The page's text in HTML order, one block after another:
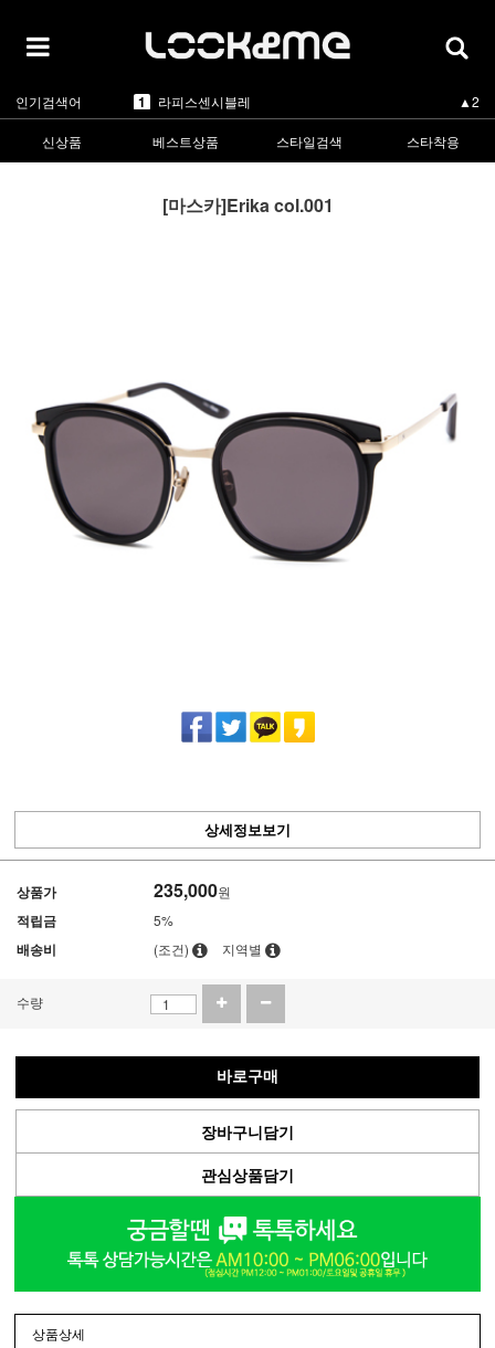
인기검색어
카렌워커
2 마스카 ▲5
3 린드버그 ▲1
올리버피플스
5
신상품 베스트상품 스타일검색 스타착용
[마스카]Erika col.001
상세정보보기
상품가 235,000원
적립금 5%
배송비 (조건) 지역별
수량
바로구매
장바구니담기
관심상품담기
상품상세